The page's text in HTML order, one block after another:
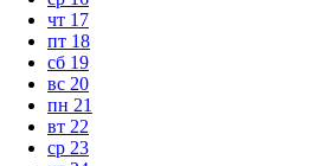
чт 17
пт 18
сб 19
вс 20
пн 21
вт 22
ср 23